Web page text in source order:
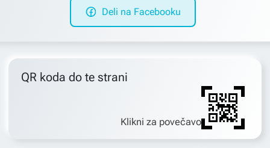
Deli na Facebooku
QR koda do te strani
Klikni za povečavo